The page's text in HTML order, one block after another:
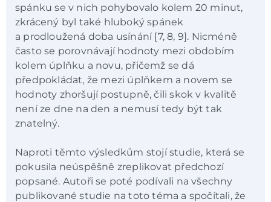
spánku se v nich pohybovalo kolem 20 minut,
zkrácený byl také hluboký spánek
a prodloužená doba usínání [7, 8, 9]. Nicméně
často se porovnávají hodnoty mezi obdobím
kolem úplňku a novu, přičemž se dá
předpokládat, že mezi úplňkem a novem se
hodnoty zhoršují postupně, čili skok v kvalitě
není ze dne na den a nemusí tedy být tak
znatelný.
Naproti těmto výsledkům stojí studie, která se
pokusila neúspěšně zreplikovat předchozí
popsané. Autoři se poté podívali na všechny
publikované studie na toto téma a spočítali, že